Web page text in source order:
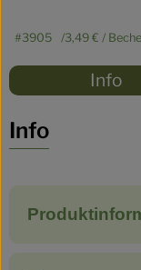
#3905 3,49 € /
Info
Info